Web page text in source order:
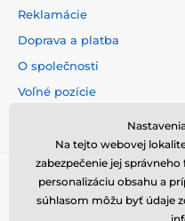
Reklamácie
Doprava a platba
O společnosti
Voľné pozície
Na tejto webovej
zabezpečenie jej
personalizáciu obsahu a
súhlasom môžu byť údaje